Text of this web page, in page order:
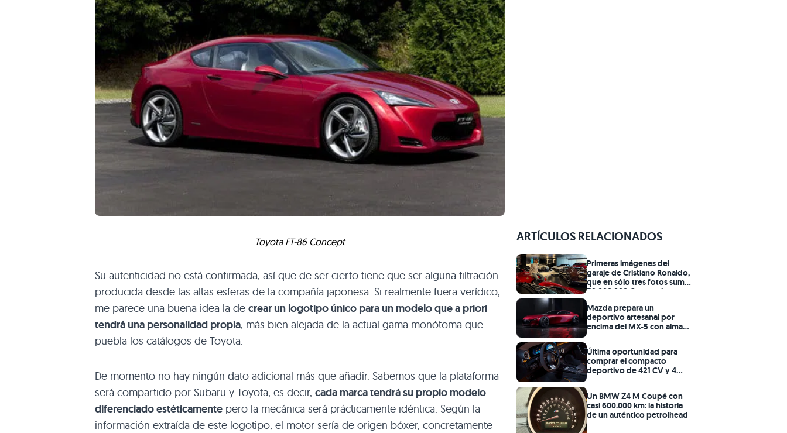
Toyota FT-86 Concept
Su autenticidad no está confirmada, así que de ser cierto tiene que ser alguna filtración
producida desde las altas esferas de la compañía japonesa. Si realmente fuera verídico,
me parece una buena idea la de crear un logotipo único para un modelo que a priori
tendrá una personalidad propia, más bien alejada de la actual gama monótoma que
puebla los catálogos de Toyota.
De momento no hay ningún dato adicional más que añadir. Sabemos que la plataforma
será compartido por Subaru y Toyota, es decir, cada marca tendrá su propio modelo
diferenciado estéticamente pero la mecánica será prácticamente idéntica. Según la
información extraída de este logotipo, el motor sería de origen bóxer, concretamente
ARTÍCULOS RELACIONADOS
Primeras imágenes del
garaje de Cristiano Ronaldo,
que en sólo tres fotos suma
38.000.000 € en coches
Mazda prepara un
deportivo artesanal por
encima del MX-5 con alma
Última oportunidad para
comprar el compacto
deportivo de 421 CV y 4
cilindros
Un BMW Z4 M Coupé con
casi 600.000 km: la historia
de un auténtico petrolhead